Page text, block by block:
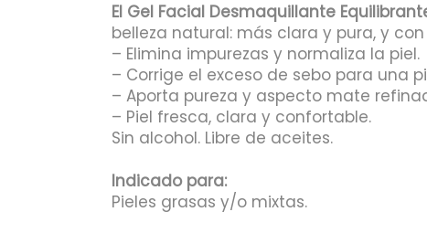
El Gel Facial Desmaquillante
belleza natural: más clara y pura, y
– Elimina impurezas y normaliza la piel.
– Corrige el exceso de sebo para una
– Aporta pureza y aspecto mate
– Piel fresca, clara y confortable.
Sin alcohol. Libre de aceites.
Indicado para:
Pieles grasas y/o mixtas.